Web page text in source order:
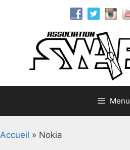
Menu
Accueil » Nokia